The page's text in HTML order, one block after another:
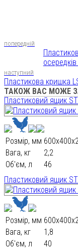
попередній
наступний
Пластикова кришка
ТАКОЖ ВАС МОЖЕ
Пластиковий ящик
Розмір, мм
Вага, кг
2,2
Об'єм, л
46
Пластиковий ящик
Розмір, мм
Вага, кг
1,8
Об'єм, л
40